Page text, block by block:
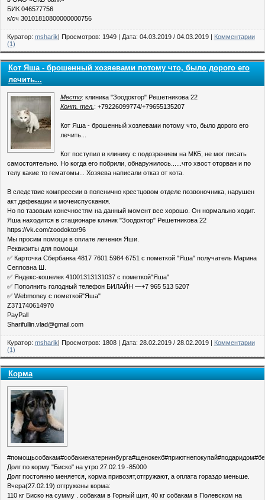
БИК 046577756
к/сч 30101810800000000756
Куратор: msharik | Просмотров: 1949 | Дата: 04.03.2019 / 04.03.2019|
Комментарии
(1)
Кот Яша - брошенный хозяевами потому что, было дорого его
лечить...
Место: клиника "Зоодоктор" Решетникова 22
Конт. тел. : +79226099774/+79655135207
Кот Яша - брошенный хозяевами потому что, было дорого его
лечить...
Кот поступил в клинику с подозрением на МКБ, не мог писать
самостоятельно. Но когда его побрили, обнаружилось......что хвост оторван и по
телу какие то гематомы... Хозяева написали отказ от кота.
В следствие компрессии в пояснично крестцовом отделе позвоночника, нарушен
акт дефекации и мочеиспускания.
Но по тазовым конечностям на данный момент все хорошо. Он нормально ходит.
Яша находится в стационаре клиник "Зоодоктор" Решетникова 22
https://vk.com/zoodoktor96
Мы просим помощи в оплате лечения Яши.
Реквизиты для помощи
✅ Карточка Сбербанка 4817 7601 5984 6751 с пометкой "Яша" получатель Марина
Сепповна Ш.
✅ Яндекс-кошелек 41001313131037 с пометкой"Яша"
✅ Пополнить голодный телефон БИЛАЙН —+7 965 513 5207
✅ Webmoney с пометкой"Яша"
Z371740614970
PayPall
Sharifullin.vlad@gmail.com
Куратор: msharik| Просмотров: 1808 | Дата: 28.02.2019 / 28.02.2019| Комментарии
(1)
Корма
Долг по корму "Биско" на утро 27.02.19 -85000
Долг постоянно меняется, корма привозят,отгружают, а оплата гораздо меньше.
Вчера(27.02.19) отгружены корма:
110 кг Биско на сумму . собакам в Горный щит, 40 кг собакам в Полевском на